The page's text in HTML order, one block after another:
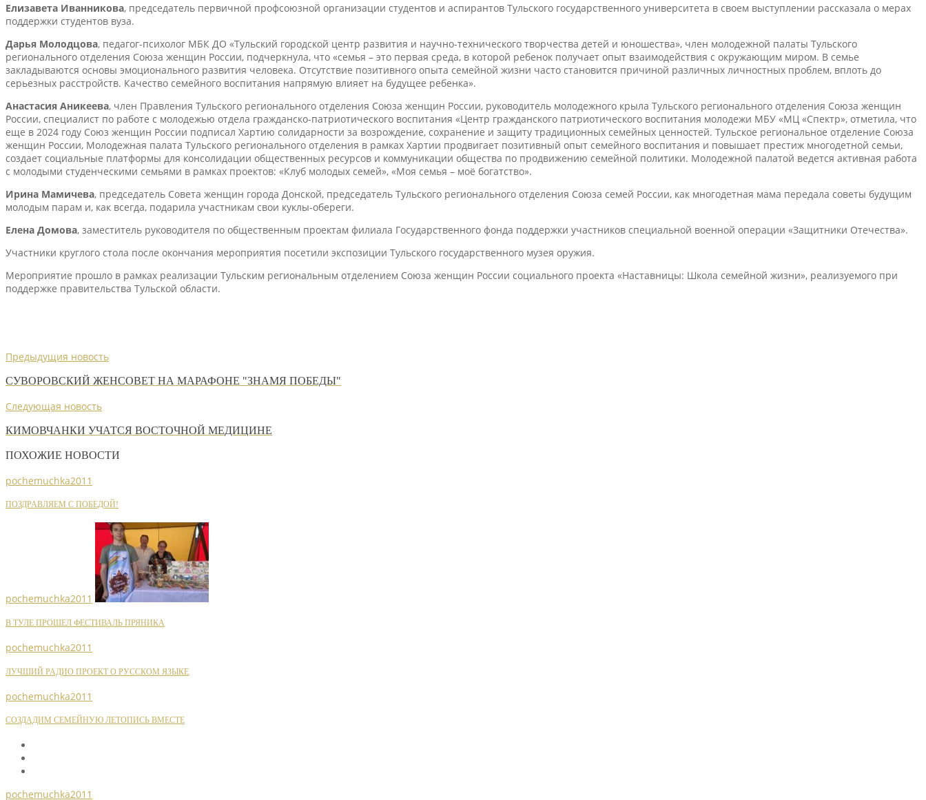
Елизавета Иванникова, председатель первичной профсоюзной организации студентов и аспирантов Тульского государственного университета в своем выступлении рассказала о мерах
поддержки студентов вуза.
Дарья Молодцова, педагог-психолог МБК ДО «Тульский городской центр развития и научно-технического творчества детей и юношества», член молодежной палаты Тульского
регионального отделения Союза женщин России, подчеркнула, что «семья – это первая среда, в которой ребенок получает опыт взаимодействия с окружающим миром. В семье
закладываются основы эмоционального развития человека. Отсутствие позитивного опыта семейной жизни часто становится причиной различных личностных проблем, вплоть до
серьезных расстройств. Качество семейного воспитания напрямую влияет на будущее ребенка».
Анастасия Аникеева, член Правления Тульского регионального отделения Союза женщин России, руководитель молодежного крыла Тульского регионального отделения Союза женщин
России, специалист по работе с молодежью отдела гражданско-патриотического воспитания «Центр гражданского патриотического воспитания молодежи МБУ «МЦ «Спектр», отметила, что
еще в 2024 году Союз женщин России подписал Хартию солидарности за возрождение, сохранение и защиту традиционных семейных ценностей. Тульское региональное отделение Союза
женщин России, Молодежная палата Тульского регионального отделения в рамках Хартии продвигает позитивный опыт семейного воспитания и повышает престиж многодетной семьи,
создает социальные платформы для консолидации общественных ресурсов и коммуникации общества по продвижению семейной политики. Молодежной палатой ведется активная работа
с молодыми студенческими семьями в рамках проектов: «Клуб молодых семей», «Моя семья – моё богатство».
Ирина Мамичева, председатель Совета женщин города Донской, председатель Тульского регионального отделения Союза семей России, как многодетная мама передала советы будущим
молодым парам и, как всегда, подарила участникам свои куклы-обереги.
Елена Домова, заместитель руководителя по общественным проектам филиала Государственного фонда поддержки участников специальной военной операции «Защитники Отечества».
Участники круглого стола после окончания мероприятия посетили экспозиции Тульского государственного музея оружия.
Мероприятие прошло в рамках реализации Тульским региональным отделением Союза женщин России социального проекта «Наставницы: Школа семейной жизни», реализуемого при
поддержке правительства Тульской области.
Предыдущия новость
СУВОРОВСКИЙ ЖЕНСОВЕТ НА МАРАФОНЕ "ЗНАМЯ ПОБЕДЫ"
Следующая новость
КИМОВЧАНКИ УЧАТСЯ ВОСТОЧНОЙ МЕДИЦИНЕ
ПОХОЖИЕ НОВОСТИ
pochemuchka2011
ПОЗДРАВЛЯЕМ С ПОБЕДОЙ!
pochemuchka2011
В ТУЛЕ ПРОШЕЛ ФЕСТИВАЛЬ ПРЯНИКА
pochemuchka2011
ЛУЧШИЙ РАДИО ПРОЕКТ О РУССКОМ ЯЗЫКЕ
pochemuchka2011
СОЗДАДИМ СЕМЕЙНУЮ ЛЕТОПИСЬ ВМЕСТЕ
pochemuchka2011